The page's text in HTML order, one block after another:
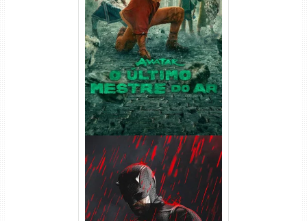
Avatar: O Último Mestre do
Ar 2ª Temporada Torrent
(2026) WEB-DL 1080p Dual
Áudio